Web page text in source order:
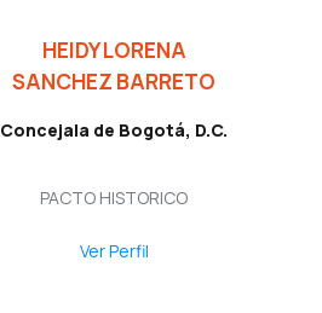
HEIDY LORENA
SANCHEZ BARRETO
Concejala de Bogotá, D.C.
PACTO HISTORICO
Ver Perfil